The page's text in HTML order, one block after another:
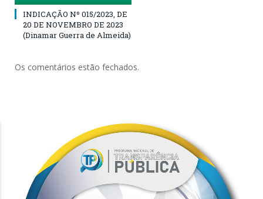
INDICAÇÃO Nº 015/2023, DE
20 DE NOVEMBRO DE 2023
(Dinamar Guerra de Almeida)
Os comentários estão fechados.